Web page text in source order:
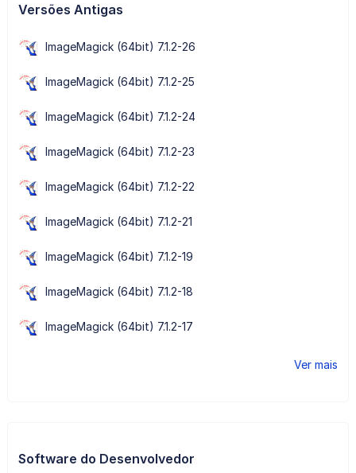
Versões Antigas
ImageMagick (64bit) 7.1.2-26
ImageMagick (64bit) 7.1.2-25
ImageMagick (64bit) 7.1.2-24
ImageMagick (64bit) 7.1.2-23
ImageMagick (64bit) 7.1.2-22
ImageMagick (64bit) 7.1.2-21
ImageMagick (64bit) 7.1.2-19
ImageMagick (64bit) 7.1.2-18
ImageMagick (64bit) 7.1.2-17
Ver mais
Software do Desenvolvedor